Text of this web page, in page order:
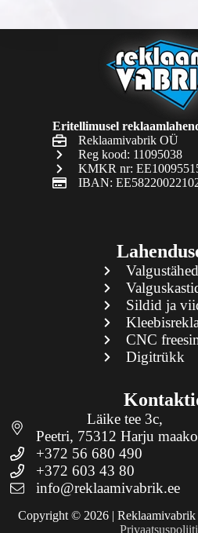
Eritellimusel
Reklaamivabrik OÜ
Reg kood: 11095038
KMKR nr:
IBAN:
Valgustähed
Sildid ja
CNC
Digitrükk
Läike tee 3c,
Peetri, 75312 Harju
+372 56 680 490
+372 603 43 80
info@reklaamivabrik.ee
Copyright © 2026 | Reklaamivabrik